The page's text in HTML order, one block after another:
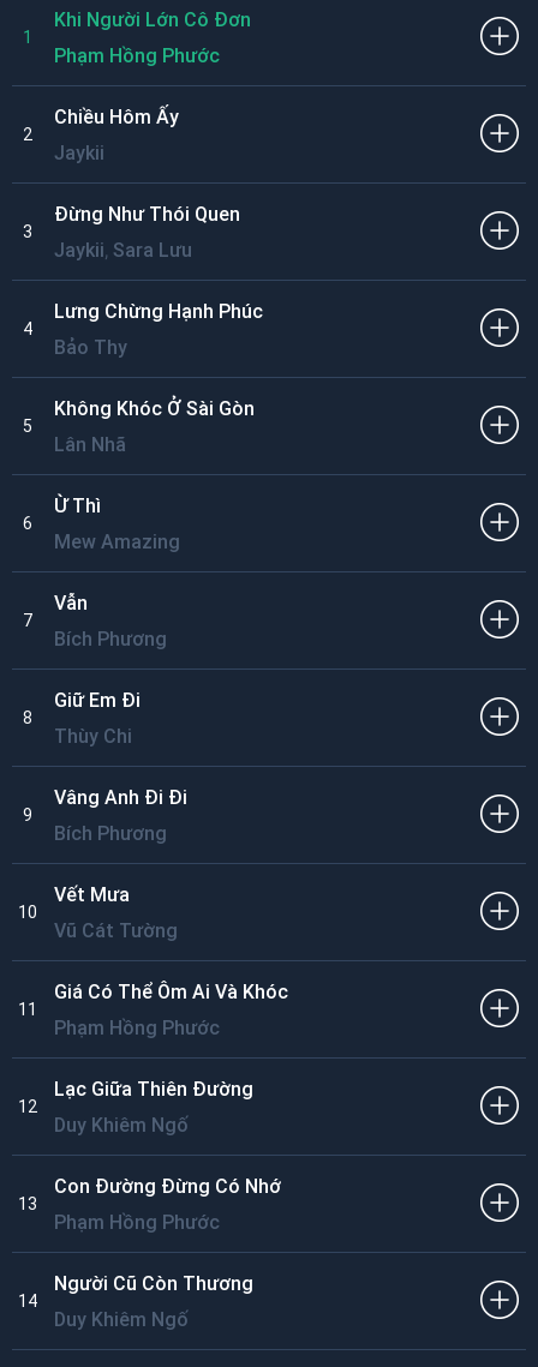
1
Khi Người Lớn Cô Đơn
Phạm Hồng Phước
2
Chiều Hôm Ấy
Jaykii
3
Đừng Như Thói Quen
Jaykii, Sara Lưu
4
Lưng Chừng Hạnh Phúc
Bảo Thy
5
Không Khóc Ở Sài Gòn
Lân Nhã
6
Ừ Thì
Mew Amazing
7
Vẫn
Bích Phương
8
Giữ Em Đi
Thùy Chi
9
Vâng Anh Đi Đi
Bích Phương
10
Vết Mưa
Vũ Cát Tường
11
Giá Có Thể Ôm Ai Và Khóc
Phạm Hồng Phước
12
Lạc Giữa Thiên Đường
Duy Khiêm Ngố
13
Con Đường Đừng Có Nhớ
Phạm Hồng Phước
14
Người Cũ Còn Thương
Duy Khiêm Ngố